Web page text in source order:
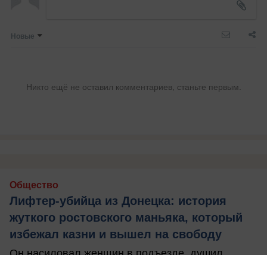
Новые
Никто ещё не оставил комментариев, станьте первым.
Общество
Лифтер-убийца из Донецка: история
жуткого ростовского маньяка, который
избежал казни и вышел на свободу